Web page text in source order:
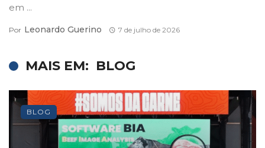
em ...
Por Leonardo Guerino 7 de julho de 2026
MAIS EM: BLOG
BLOG